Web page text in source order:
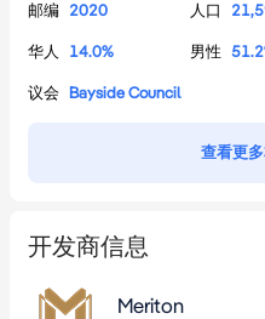
邮编 2020 人口
华人 14.0% 男性 51.2
议会 Bayside Council
查看更
开发商信息
Meriton